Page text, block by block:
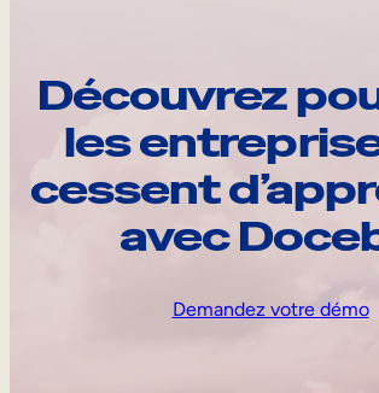
Découvrez
les
cessent
avec
Demandez votre démo